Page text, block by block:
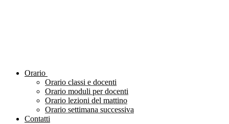
Orario
Orario classi e docenti
Orario moduli per docenti
Orario lezioni del mattino
Orario settimana successiva
Contatti